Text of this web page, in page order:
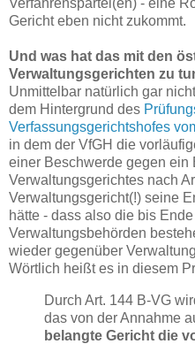
Gericht eben nicht zukommt.
Und was hat das mit den
Verwaltungsgerichten zu
Unmittelbar natürlich gar
dem Hintergrund des
Verfassungsgerichtshofes
in dem der VfGH die
einer Beschwerde gegen ein
Verwaltungsgerichtes nach
Verwaltungsgericht(!) seine
hätte - dass also die bis
Verwaltungsbehörden
wieder gegenüber
Wörtlich heißt es in diesem
Durch Art. 144 B-VG
das von der Annahme
belangte Gericht die